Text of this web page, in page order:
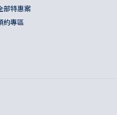
部特惠案
約專區